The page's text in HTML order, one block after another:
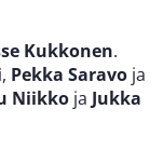
Kukkonen.
, Pekka Saravo ja
Niikko ja Jukka